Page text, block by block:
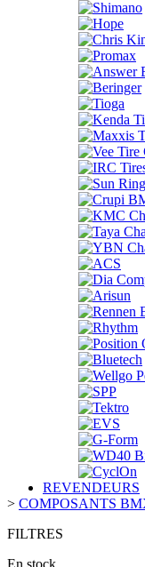
REVENDEURS
> COMPOSANTS
FILTRES
En stock